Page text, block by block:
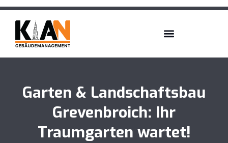
Garten & Landschaftsbau
Grevenbroich: Ihr
Traumgarten wartet!